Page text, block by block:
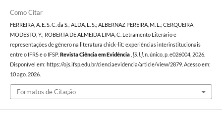
Como Citar
FERREIRA, A. E. S. C. da S.; ALDA, L. S.; ALBERNAZ PEREIRA, M. L.; CERQUEIRA
MODESTO, Y.; ROBERTA DE ALMEIDA LIMA, C. Letramento Literário e
representações de gênero na literatura chick-lit: experiências interinstitucionais
entre o IFRS e o IFSP. Revista Ciência em Evidência [S. l.], n. único, p. e026004, 2026.
Disponível em: https://ojs.ifsp.edu.br/cienciaevidencia/article/view/2879. Acesso em:
10 ago. 2026.
Formatos de Citação